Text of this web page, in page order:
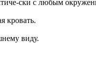
ски с любым
кровать.
виду.